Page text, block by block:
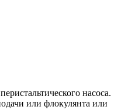
насоса.
или флокулянта или